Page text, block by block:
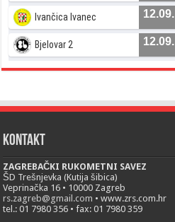
Ivančica Ivanec 12.09.
Bjelovar 2 12.09.
Kontakt
ZAGREBAČKI RUKOMETNI SAVEZ
ŠD Trešnjevka (Kutija šibica)
Veprinačka 16 • 10000 Zagreb
rs.zagreb@gmail.com • www.zrs.com.hr
tel.: 01 7980 356 • fax: 01 7980 359